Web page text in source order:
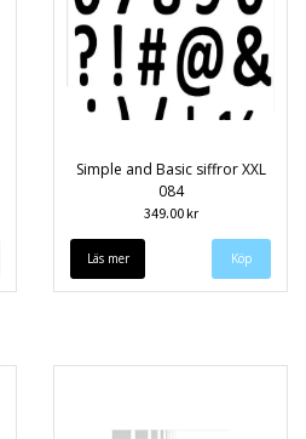
Simple and Basic siffror XXL
084
349.00 kr
Läs mer